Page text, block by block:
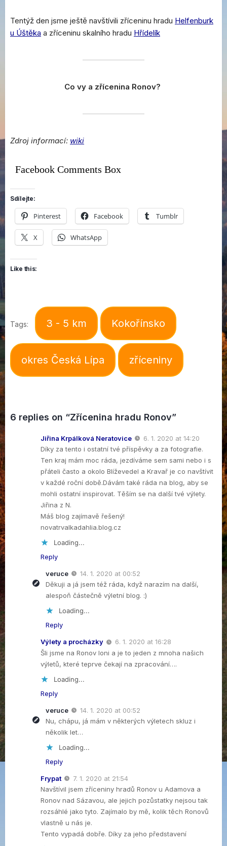
Tentýž den jsme ještě navštívili zříceninu hradu Helfenburk
u Úštěka a zříceninu skalního hradu Hřídelík
Co vy a zřícenina Ronov?
Zdroj informací: wiki
Facebook Comments Box
Sdílejte:
Pinterest Facebook Tumblr
X WhatsApp
Like this:
Tags: 3 - 5 km Kokořínsko
okres Česká Lípa zříceniny
6 replies on “Zřícenina hradu Ronov”
Jiřina Krpálková Neratovice
6. 1. 2020 at 14:20
Díky za tento i ostatní tvé příspěvky a za fotografie.
Ten kraj mám moc ráda, jezdíváme sem sami nebo i s
přáteli často a okolo Blíževedel a Kravař je co navštívit
v každé roční době.Dávám také ráda na blog, aby se
mohli ostatní inspirovat. Těším se na další tvé výlety.
Jiřina z N.
Máš blog zajímavě řešený!
novatrvalkadahlia.blog.cz
Loading...
Reply
veruce
14. 1. 2020 at 00:52
Děkuji a já jsem též ráda, když narazím na další,
alespoň částečně výletní blog. :)
Loading...
Reply
Výlety a procházky
6. 1. 2020 at 16:28
Šli jsme na Ronov loni a je to jeden z mnoha našich
výletů, které teprve čekají na zpracování….
Loading...
Reply
veruce
14. 1. 2020 at 00:52
Nu, chápu, já mám v některých výletech skluz i
několik let…
Loading...
Reply
Frypat
7. 1. 2020 at 21:54
Navštívil jsem zříceniny hradů Ronov u Adamova a
Ronov nad Sázavou, ale jejich pozůstatky nejsou tak
rozsáhlé jako tyto. Zajímalo by mě, kolik těch Ronovů
vlastně u nás je.
Tento vypadá dobře. Díky za jeho představení